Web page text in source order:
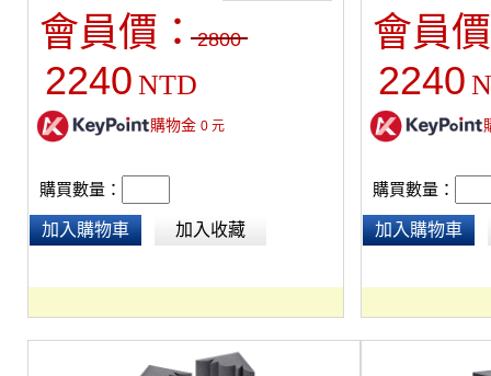
低頻率聲音比控制中頻或高頻率聲音困難。高
密度吸音海綿，安裝簡便，可以直接放在牆
裝。
會員價：2800
2240 NTD
購物金 0元
購買數量：
加入購物車 加入收藏
裝。
會員
2240
購買數量：
加入購物車